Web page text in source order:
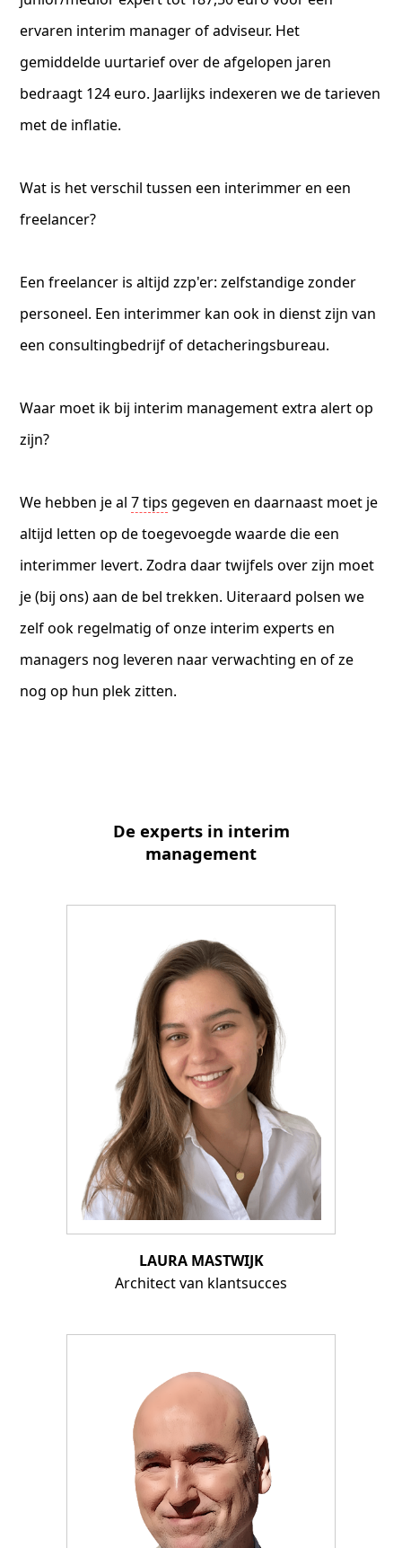
ervaren interim manager of adviseur. Het
gemiddelde uurtarief over de afgelopen jaren
bedraagt 124 euro. Jaarlijks indexeren we de tarieven
met de inflatie.
Wat is het verschil tussen een interimmer en een
freelancer?
Een freelancer is altijd zzp'er: zelfstandige zonder
personeel. Een interimmer kan ook in dienst zijn van
een consultingbedrijf of detacheringsbureau.
Waar moet ik bij interim management extra alert op
zijn?
We hebben je al7 tips gegeven en daarnaast moet je
altijd letten op de toegevoegde waarde die een
interimmer levert. Zodra daar twijfels over zijn moet
je (bij ons) aan de bel trekken. Uiteraard polsen we
zelf ook regelmatig of onze interim experts en
managers nog leveren naar verwachting en of ze
nog op hun plek zitten.
De experts in interim
management
LAURA MASTWIJK
Architect van klantsucces